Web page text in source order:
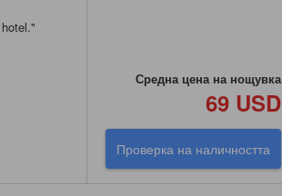
"
Средна цена на нощувка
69 USD
Проверка на наличността